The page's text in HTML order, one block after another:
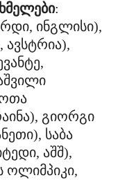
:
ინგლისი),
ავსტრია),
გიორგი
საბა
აშშ),
ოლიმპიკი,